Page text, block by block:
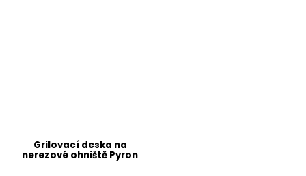
Grilovací deska na
nerezové ohniště Pyron